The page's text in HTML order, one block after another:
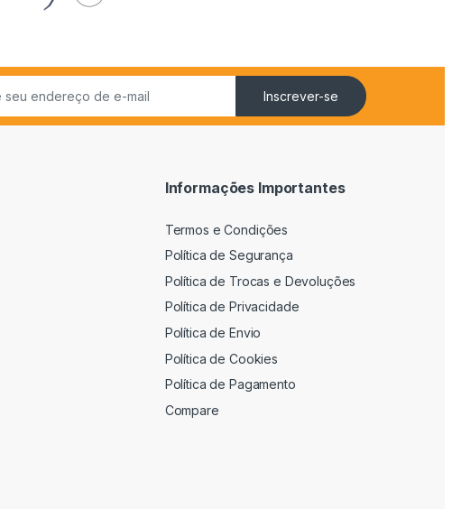
Inscrever-se
Informações Importantes
Termos e Condições
Política de Segurança
Política de Trocas e Devoluções
Política de Privacidade
Política de Envio
Política de Cookies
Política de Pagamento
Compare